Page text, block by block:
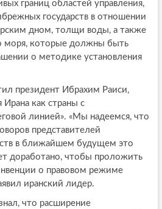
границ областей управления,
государств в отношении
дном, толщи воды, а также
моря, которые должны быть
о методике установления
президент Ибрахим Раиси,
как страны с
линией». «Мы надеемся, что
представителей
в ближайшем будущем это
доработано, чтобы проложить
о правовом режиме
иранский лидер.
что расширение